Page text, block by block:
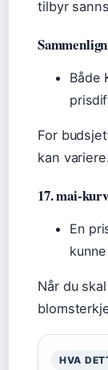
tilbyr
Både
For
kan variere.
17. mai-
En
Når du
HVA